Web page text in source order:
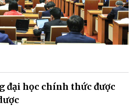
đại học chính thức được